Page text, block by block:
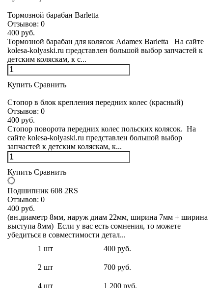
Тормозной барабан Barletta
Отзывов: 0
400 руб.
Тормозной барабан для колясок Adamex Barletta На сайте
kolesa-kolyaski.ru представлен большой выбор запчастей к
детским коляскам, к с...
Купить Сравнить
Стопор в блок крепления передних колес (красный)
Отзывов: 0
400 руб.
Стопор поворота передних колес польских колясок. На
сайте kolesa-kolyaski.ru представлен большой выбор
запчастей к детским коляскам, к...
Купить Сравнить
Подшипник 608 2RS
Отзывов: 0
400 руб.
(вн.диаметр 8мм, наруж диам 22мм, ширина 7мм + ширина
выступа 8мм) Если у вас есть сомнения, то можете
убедиться в совместимости детал...
1 шт
400 руб.
2 шт 700 руб.
4 шт 1 200 руб.